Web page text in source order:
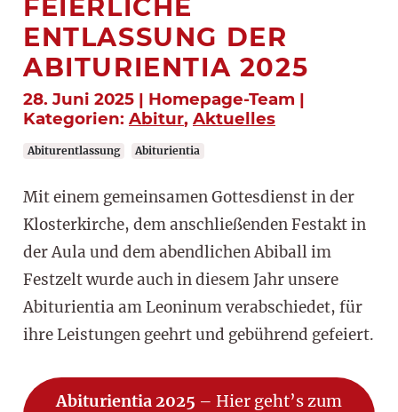
FEIERLICHE
ENTLASSUNG DER
ABITURIENTIA 2025
28. Juni 2025 | Homepage-Team |
Kategorien: Abitur, Aktuelles
Abiturentlassung Abiturientia
Mit einem gemeinsamen Gottesdienst in der
Klosterkirche, dem anschließenden Festakt in
der Aula und dem abendlichen Abiball im
Festzelt wurde auch in diesem Jahr unsere
Abiturientia am Leoninum verabschiedet, für
ihre Leistungen geehrt und gebührend gefeiert.
Abiturientia 2025 – Hier geht’s zum